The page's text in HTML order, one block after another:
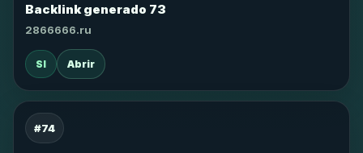
Backlink generado 73
2866666.ru
SI Abrir
#74